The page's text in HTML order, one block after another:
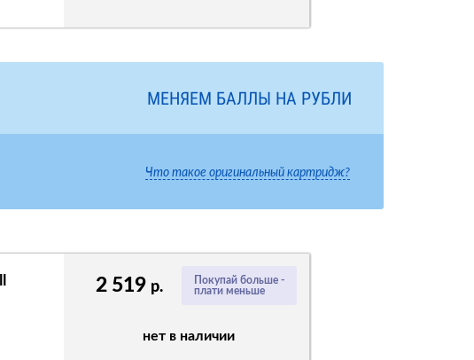
МЕНЯЕМ БАЛЛЫ НА РУБЛИ
Что такое оригинальный картридж?
Покупай больше -
плати меньше
2 519 р.
нет в наличии